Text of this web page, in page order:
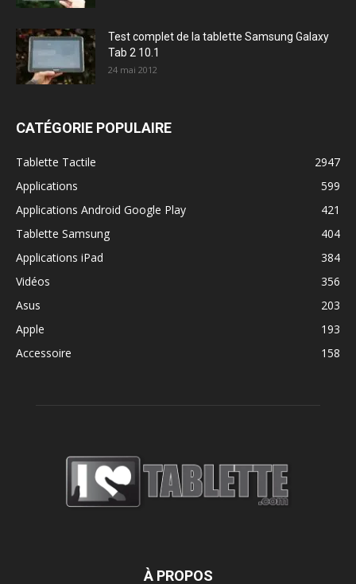
Test complet de la tablette Samsung Galaxy
Tab 2 10.1
24 mai 2012
CATÉGORIE POPULAIRE
Tablette Tactile
2947
Applications
599
Applications Android Google Play
421
Tablette Samsung
404
Applications iPad
384
Vidéos
356
Asus
203
Apple
193
Accessoire
158
À PROPOS